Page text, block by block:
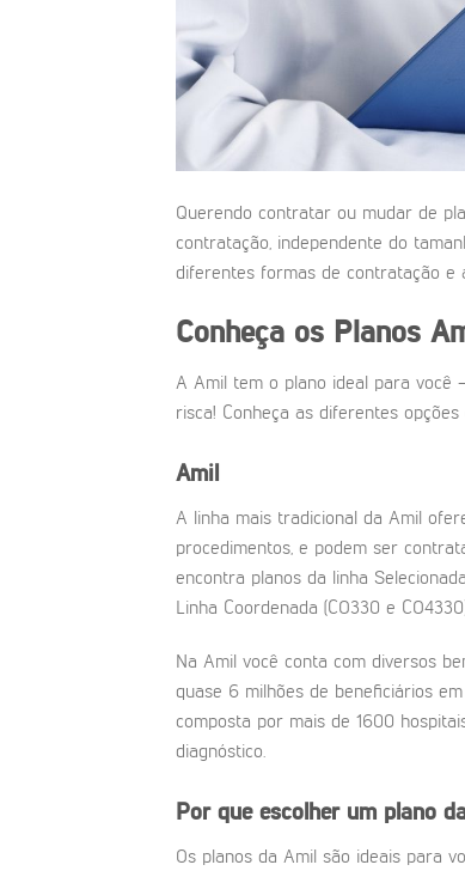
Querendo contratar ou mudar de
contratação, independente do
diferentes formas de contratação e
Conheça os Planos
A Amil tem o plano ideal para você
risca! Conheça as diferentes
Amil
A linha mais tradicional da Amil
procedimentos, e podem ser
encontra planos da linha
Linha Coordenada (CO330 e
Na Amil você conta com diversos
quase 6 milhões de beneficiários
composta por mais de 1600
diagnóstico.
Por que escolher um plano
Os planos da Amil são ideais para